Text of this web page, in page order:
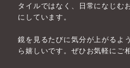
タイルではなく、日常になじむ
にしています。
鏡を見るたびに気分が上がるよ
ら嬉しいです。ぜひお気軽にご